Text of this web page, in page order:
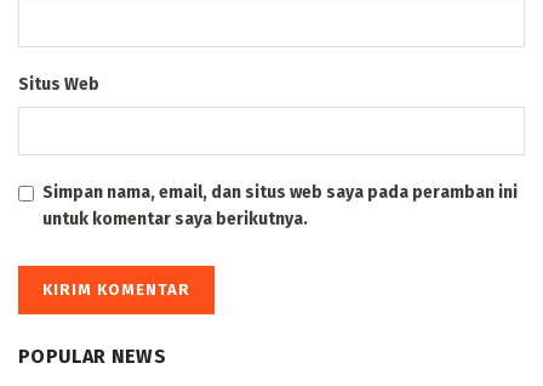
Situs Web
Simpan nama, email, dan situs web saya pada peramban ini
untuk komentar saya berikutnya.
POPULAR NEWS